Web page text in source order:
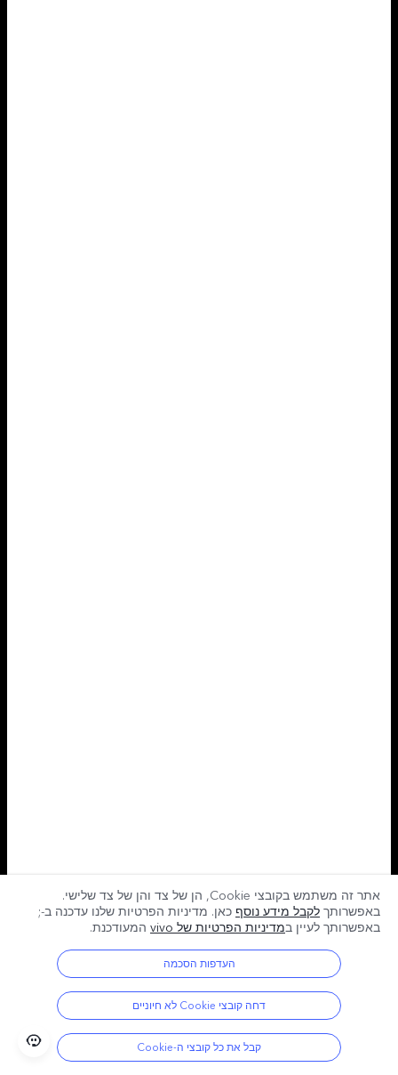
אתר זה משתמש בקובצי Cookie, הן של צד והן של צד שלישי.
באפשרותך לקבל מידע נוסף כאן. מדיניות הפרטיות שלנו עדכנה ב-;
באפשרותך לעיין במדיניות הפרטיות של vivo המעודכנת.
העדפות הסכמה
דחה קובצי Cookie לא חיוניים
קבל את כל קובצי ה-Cookie